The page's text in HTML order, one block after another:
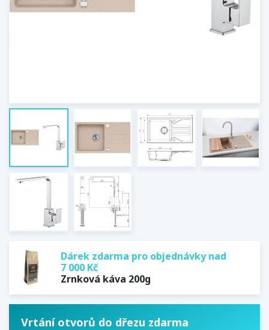
Dárek zdarma pro objednávky nad
7 000 Kč
Zrnková káva 200g
Vrtání otvorů do dřezu zdarma